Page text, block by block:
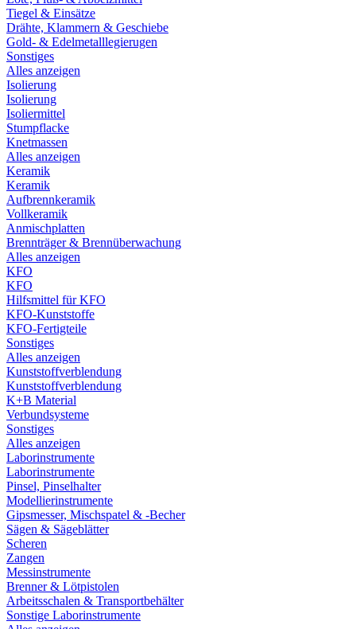
Tiegel & Einsätze
Drähte, Klammern & Geschiebe
Gold- & Edelmetalllegierugen
Sonstiges
Alles anzeigen
Isolierung
Isolierung
Isoliermittel
Stumpflacke
Knetmassen
Alles anzeigen
Keramik
Keramik
Aufbrennkeramik
Vollkeramik
Anmischplatten
Brennträger & Brennüberwachung
Alles anzeigen
KFO
KFO
Hilfsmittel für KFO
KFO-Kunststoffe
KFO-Fertigteile
Sonstiges
Alles anzeigen
Kunststoffverblendung
Kunststoffverblendung
K+B Material
Verbundsysteme
Sonstiges
Alles anzeigen
Laborinstrumente
Laborinstrumente
Pinsel, Pinselhalter
Modellierinstrumente
Gipsmesser, Mischspatel & -Becher
Sägen & Sägeblätter
Scheren
Zangen
Messinstrumente
Brenner & Lötpistolen
Arbeitsschalen & Transportbehälter
Sonstige Laborinstrumente